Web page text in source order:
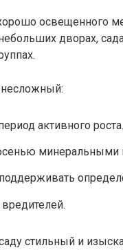
освещенного
дворах,
несложный:
активного роста.
стильный и